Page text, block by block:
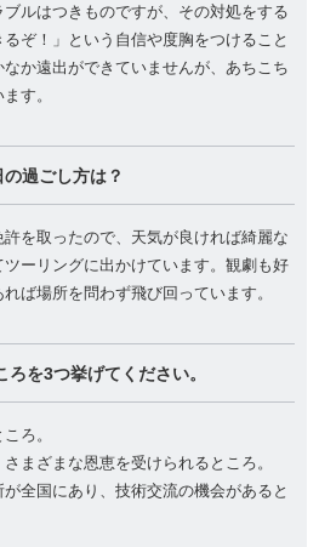
ルはつきものですが、その対処をする
ぞ！」という自信や度胸をつけること
か遠出ができていませんが、あちこち
す。
の過ごし方は？
を取ったので、天気が良ければ綺麗な
ーリングに出かけています。観劇も好
ば場所を問わず飛び回っています。
ろを3つ挙げてください。
ろ。
まざまな恩恵を受けられるところ。
全国にあり、技術交流の機会があると